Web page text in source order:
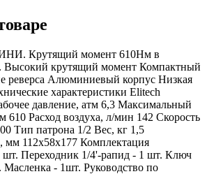
Крутящий момент 610Нм в
Высокий крутящий момент Компактный
реверса Алюминиевый корпус Низкая
характеристики Elitech
давление, атм 6,3 Максимальный
Расход воздуха, л/мин 142 Скорость
Тип патрона 1/2 Вес, кг 1,5
мм 112х58х177 Комплектация
шт. Переходник 1/4'-рапид - 1 шт. Ключ
- 1шт. Руководство по